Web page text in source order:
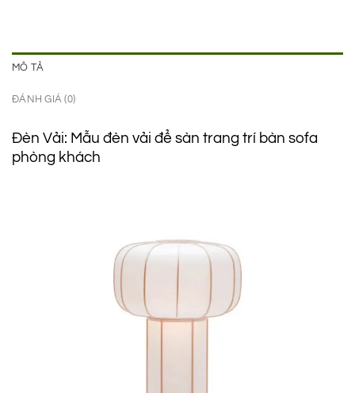
MÔ TẢ
ĐÁNH GIÁ (0)
Đèn Vải: Mẫu đèn vải để sàn trang trí bàn sofa
phòng khách